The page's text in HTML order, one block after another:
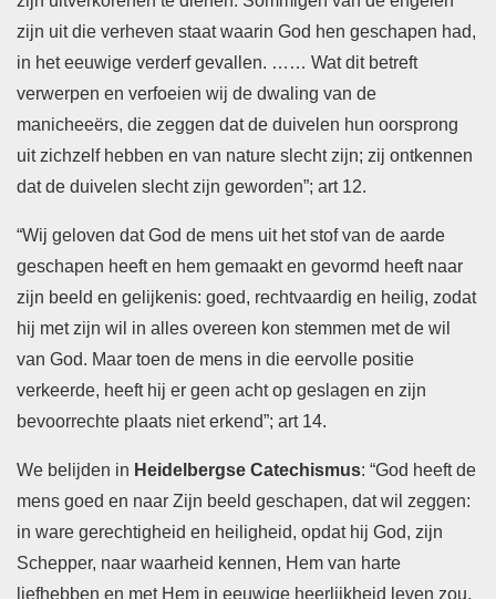
zijn uit die verheven staat waarin God hen geschapen had,
in het eeuwige verderf gevallen. …… Wat dit betreft
verwerpen en verfoeien wij de dwaling van de
manicheeërs, die zeggen dat de duivelen hun oorsprong
uit zichzelf hebben en van nature slecht zijn; zij ontkennen
dat de duivelen slecht zijn geworden”; art 12.
“Wij geloven dat God de mens uit het stof van de aarde
geschapen heeft en hem gemaakt en gevormd heeft naar
zijn beeld en gelijkenis: goed, rechtvaardig en heilig, zodat
hij met zijn wil in alles overeen kon stemmen met de wil
van God. Maar toen de mens in die eervolle positie
verkeerde, heeft hij er geen acht op geslagen en zijn
bevoorrechte plaats niet erkend”; art 14.
We belijden in Heidelbergse Catechismus: “God heeft de
mens goed en naar Zijn beeld geschapen, dat wil zeggen:
in ware gerechtigheid en heiligheid, opdat hij God, zijn
Schepper, naar waarheid kennen, Hem van harte
liefhebben en met Hem in eeuwige heerlijkheid leven zou,